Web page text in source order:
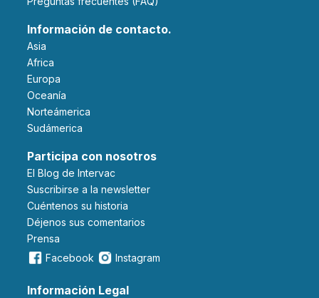
Información de contacto.
Asia
Africa
Europa
Oceanía
Norteámerica
Sudámerica
Participa con nosotros
El Blog de Intervac
Suscribirse a la newsletter
Cuéntenos su historia
Déjenos sus comentarios
Prensa
Facebook
Instagram
Información Legal